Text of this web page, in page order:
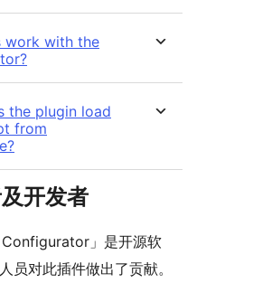
work with the
the plugin load
from
开发者
Configurator」是开源软
员对此插件做出了贡献。